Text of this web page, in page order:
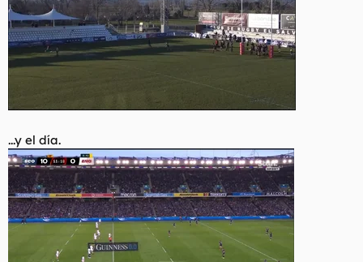
...y el día.